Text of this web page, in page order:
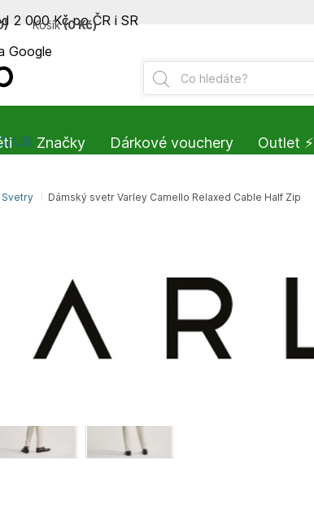
2 000 Kč po ČR i SR
Google
) Košík (0 Kč)
Svetry Dámský svetr Varley Camello Relaxed Cable Half Zip
Značky Dárkové vouchery Outlet ⚡️